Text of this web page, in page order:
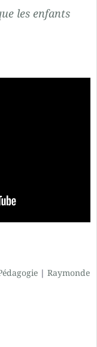
les enfants
| Raymonde